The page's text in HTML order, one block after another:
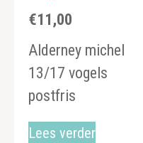
€11,00
Alderney michel
13/17 vogels
postfris
Lees verder